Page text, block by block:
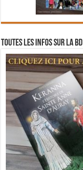
Toutes les infos sur la BD